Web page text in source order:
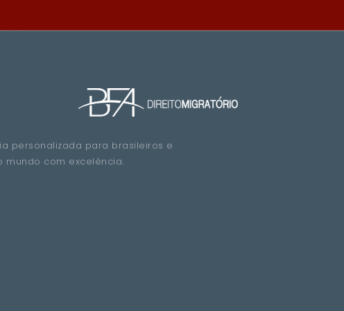
personalizada para brasileiros e
mundo com excelência.